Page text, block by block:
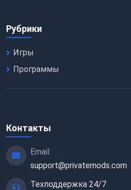
Рубрики
Игры
Программы
Контакты
Email:
support@privatemods.com
Техподдержка 24/7